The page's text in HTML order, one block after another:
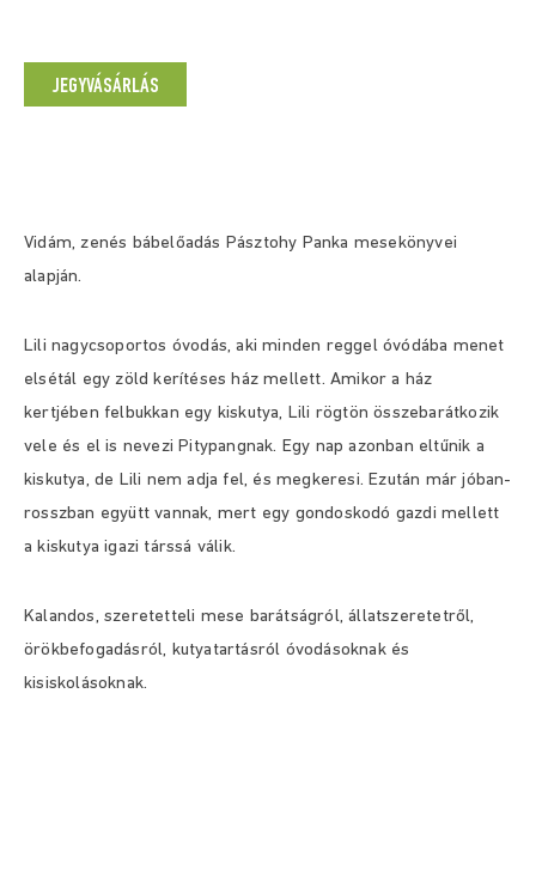
JEGYVÁSÁRLÁS
Vidám, zenés bábelőadás Pásztohy Panka mesekönyvei
alapján.
Lili nagycsoportos óvodás, aki minden reggel óvódába menet
elsétál egy zöld kerítéses ház mellett. Amikor a ház
kertjében felbukkan egy kiskutya, Lili rögtön összebarátkozik
vele és el is nevezi Pitypangnak. Egy nap azonban eltűnik a
kiskutya, de Lili nem adja fel, és megkeresi. Ezután már jóban-
rosszban együtt vannak, mert egy gondoskodó gazdi mellett
a kiskutya igazi társsá válik.
Kalandos, szeretetteli mese barátságról, állatszeretetről,
örökbefogadásról, kutyatartásról óvodásoknak és
kisiskolásoknak.